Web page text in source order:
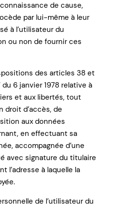
de cause,
par lui-même à leur
à l’utilisateur du
ou non de fournir ces
des articles 38 et
6 janvier 1978 relative à
et aux libertés, tout
droit d’accès, de
aux données
en effectuant sa
accompagnée d’une
avec signature du titulaire
l’adresse à laquelle la
de l’utilisateur du